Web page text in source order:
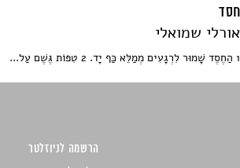
חסד
אורלי שמואלי
1 הַחֶסֶד שָׁמוּר לִרְגָעִים מְמַלֵּא כַּף יָד. 2 טִפּוֹת גֶּשֶׁם עַל...
הרשמה לניוזלטר